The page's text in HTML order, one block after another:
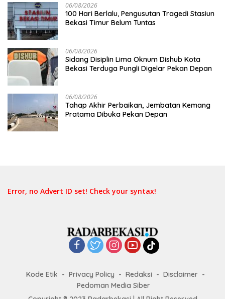
06/08/2026
100 Hari Berlalu, Pengusutan Tragedi Stasiun
Bekasi Timur Belum Tuntas
06/08/2026
Sidang Disiplin Lima Oknum Dishub Kota
Bekasi Terduga Pungli Digelar Pekan Depan
06/08/2026
Tahap Akhir Perbaikan, Jembatan Kemang
Pratama Dibuka Pekan Depan
Error, no Advert ID set! Check your syntax!
Kode Etik Privacy Policy Redaksi
Disclaimer
Pedoman Media Siber